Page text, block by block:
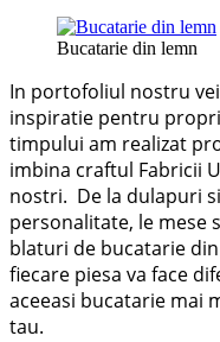
Bucatarie din lemn
In portofoliul nostru
inspiratie pentru
timpului am realizat
imbina craftul Fabricii
nostri. De la dulapuri
personalitate, le mese
blaturi de bucatarie
fiecare piesa va face
aceeasi bucatarie mai
tau.